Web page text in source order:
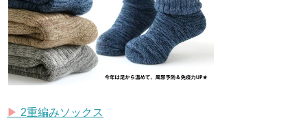
▶︎ 2重編みソックス